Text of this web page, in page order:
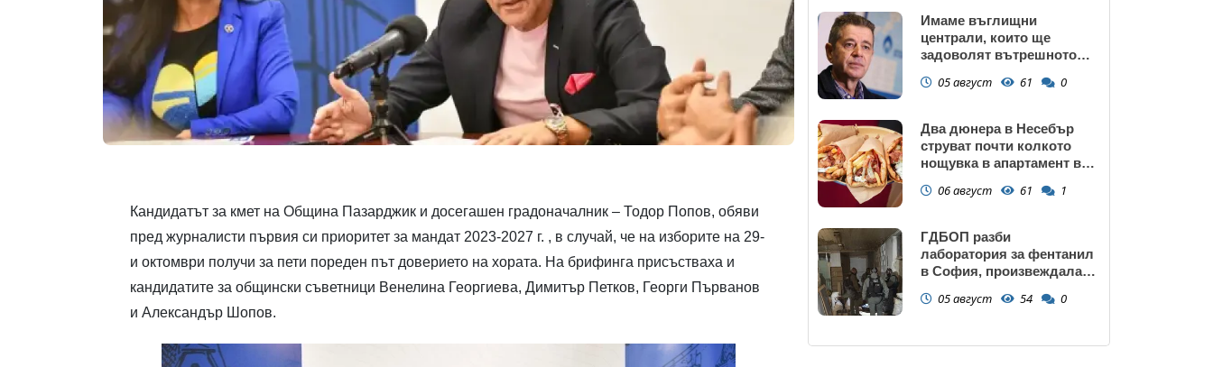
Кандидатът за кмет на Община Пазарджик и досегашен градоначалник – Тодор Попов, обяви
пред журналисти първия си приоритет за мандат 2023-2027 г. , в случай, че на изборите на 29-
и октомври получи за пети пореден път доверието на хората. На брифинга присъстваха и
кандидатите за общински съветници Венелина Георгиева, Димитър Петков, Георги Първанов
и Александър Шопов.
Имаме въглищни
централи, които ще
задоволят вътрешното
05 август 61 0
Два дюнера в Несебър
струват почти колкото
нощувка в апартамент в
06 август 61 1
ГДБОП разби
лаборатория за фентанил
в София, произвеждала
(снимки)
05 август 54 0